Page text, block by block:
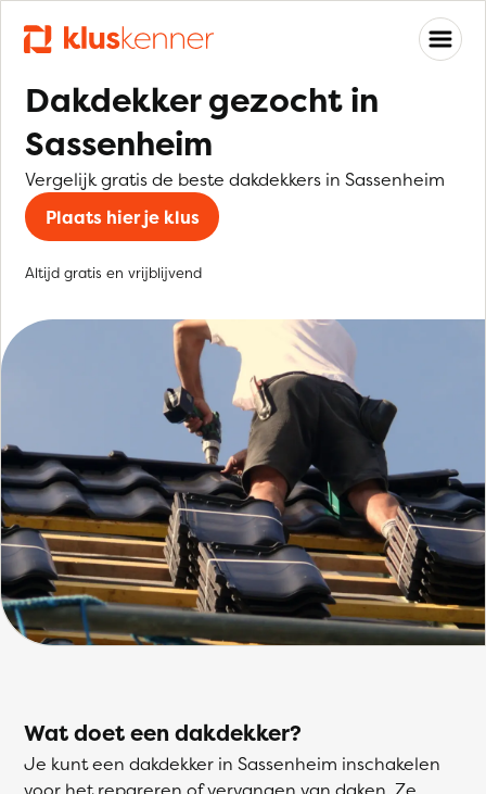
Dakdekker gezocht in
Sassenheim
Vergelijk gratis de beste dakdekkers in Sassenheim
Plaats hier je klus
Altijd gratis en vrijblijvend
Wat doet een dakdekker?
Je kunt een dakdekker in Sassenheim inschakelen